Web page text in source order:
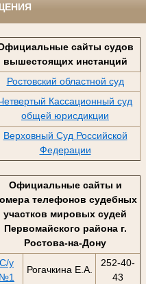
сайты судов
вышестоящих инстанций
Ростовский областной суд
Кассационный суд
общей юрисдикции
Верховный Суд Российской
Федерации
Официальные сайты и
телефонов судебных
участков мировых судей
Первомайского района г.
Ростова-на-Дону
С/у
№1
Рогачкина Е.А.
252-40-
43